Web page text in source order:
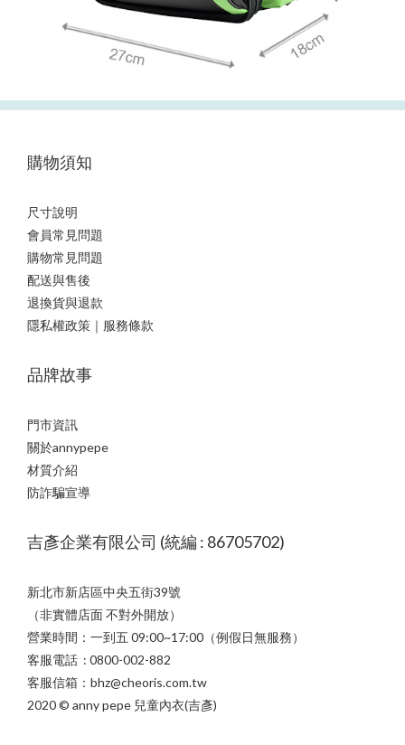
購物須知
尺寸說明
會員常見問題
購物常見問題
配送與售後
退換貨與退款
隱私權政策｜服務條款
品牌故事
門市資訊
關於annypepe
材質介紹
防詐騙宣導
吉彥企業有限公司 (統編 : 86705702)
新北市新店區中央五街39號
（非實體店面 不對外開放）
營業時間：一到五 09:00~17:00（例假日無服務）
客服電話 : 0800-002-882
客服信箱：bhz@cheoris.com.tw
2020 © anny pepe 兒童內衣(吉彥)